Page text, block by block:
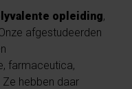
opleiding,
afgestudeerden
farmaceutica,
hebben daar